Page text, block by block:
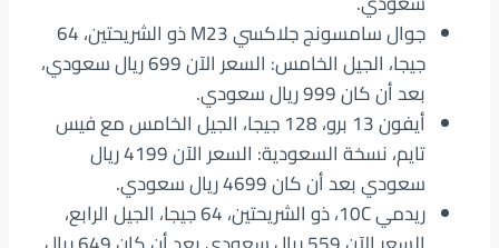
جوال سامسونج جلاكسي M23 ذو الشريحتين، 64
جيجا، الجيل الخامس: السعر الآن 699 ريال سعودي،
بعد أن كان 999 ريال سعودي.
أيفون 13 برو، 128 جيجا، الجيل الخامس مع فيس
تايم، نسخة السعودية: السعر الآن 4199 ريال
سعودي بعد أن كان 4699 ريال سعودي.
ريدمي 10C، ذو الشريحتين، 64 جيجا، الجيل الرابع،